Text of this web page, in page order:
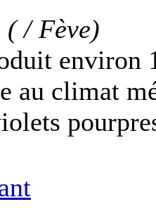
/ Fève)
environ
au climat